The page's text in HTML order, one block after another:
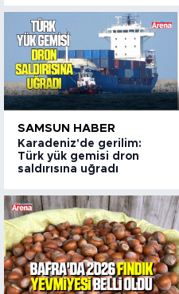
SAMSUN HABER
Karadeniz'de gerilim:
Türk yük gemisi dron
saldırısına uğradı